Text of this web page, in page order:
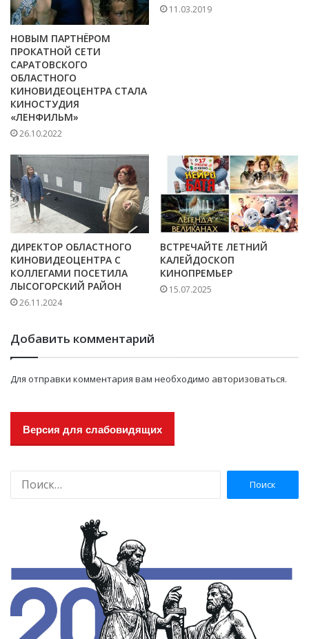
НОВЫМ ПАРТНЁРОМ
ПРОКАТНОЙ СЕТИ
САРАТОВСКОГО
ОБЛАСТНОГО
КИНОВИДЕОЦЕНТРА СТАЛА
КИНОСТУДИЯ
«ЛЕНФИЛЬМ»
26.10.2022
11.03.2019
ДИРЕКТОР ОБЛАСТНОГО
КИНОВИДЕОЦЕНТРА С
КОЛЛЕГАМИ ПОСЕТИЛА
ЛЫСОГОРСКИЙ РАЙОН
26.11.2024
ВСТРЕЧАЙТЕ ЛЕТНИЙ
КАЛЕЙДОСКОП
КИНОПРЕМЬЕР
15.07.2025
Добавить комментарий
Для отправки комментария вам необходимо авторизоваться.
Версия для слабовидящих